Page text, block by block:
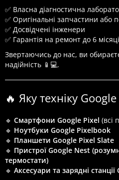
✅ Власна діагностична
✅ Оригінальні запчастини або
✅ Досвідчені інженери
✅ Гарантія на ремонт до 6
Звертаючись до нас, ви
надійність 📱💻.
🔥 Яку техніку
🔹 Смартфони Google Pixel (всі
🔹 Ноутбуки Google Pixelbook
🔹 Планшети Google Pixel Slate
🔹 Пристрої Google Nest
термостати)
🔹 Аксесуари та зарядні станції